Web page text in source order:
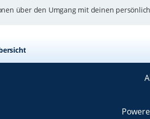
über den Umgang mit deinen